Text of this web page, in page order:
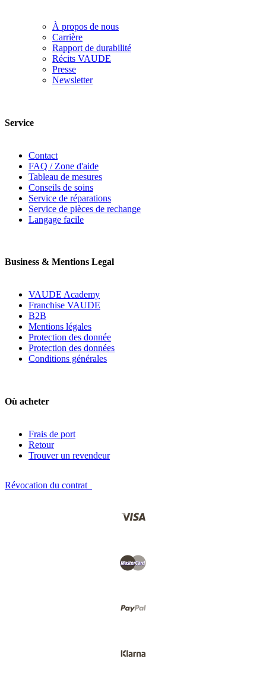
À propos de nous
Carrière
Rapport de durabilité
Récits VAUDE
Presse
Newsletter
Service
Contact
FAQ / Zone d'aide
Tableau de mesures
Conseils de soins
Service de réparations
Service de pièces de rechange
Langage facile
Business & Mentions Legal
VAUDE Academy
Franchise VAUDE
B2B
Mentions légales
Protection des donnée
Protection des données
Conditions générales
Où acheter
Frais de port
Retour
Trouver un revendeur
Révocation du contrat